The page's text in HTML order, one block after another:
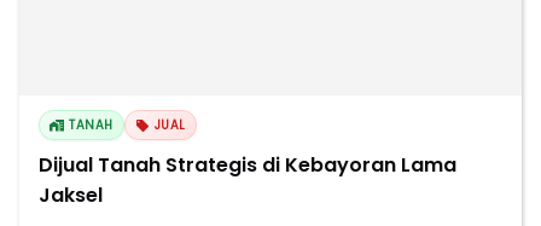
TANAH JUAL
Dijual Tanah Strategis di Kebayoran Lama
Jaksel